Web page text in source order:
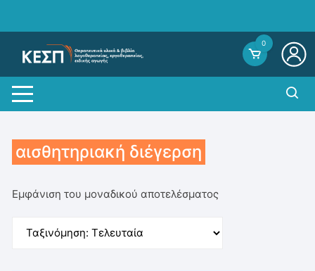
0
αισθητηριακή διέγερση
Εμφάνιση του μοναδικού αποτελέσματος